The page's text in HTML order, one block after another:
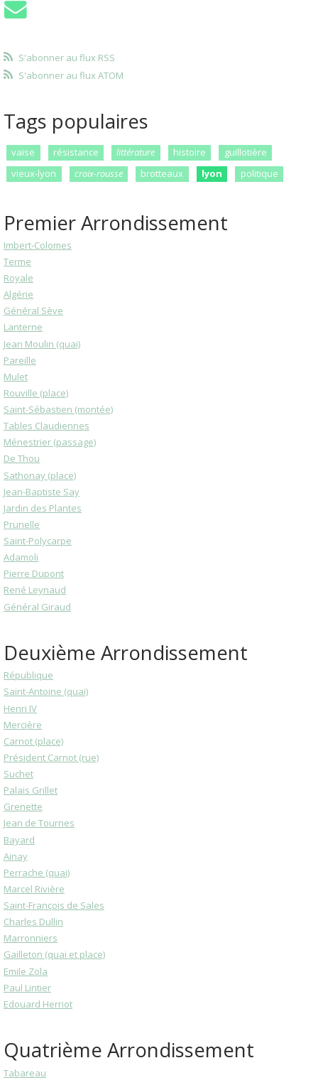
S'abonner au flux RSS
S'abonner au flux ATOM
Tags populaires
vaise résistance littérature histoire
guillotière
vieux-lyon
croix-rousse brotteaux lyon politique
Premier Arrondissement
Imbert-Colomes
Terme
Royale
Algérie
Général Sève
Lanterne
Jean Moulin (quai)
Pareille
Mulet
Rouville (place)
Saint-Sébastien (montée)
Tables Claudiennes
Ménestrier (passage)
De Thou
Sathonay (place)
Jean-Baptiste Say
Jardin des Plantes
Prunelle
Saint-Polycarpe
Adamoli
Pierre Dupont
René Leynaud
Général Giraud
Deuxième Arrondissement
République
Saint-Antoine (quai)
Henri IV
Mercière
Carnot (place)
Président Carnot (rue)
Suchet
Palais Grillet
Grenette
Jean de Tournes
Bayard
Ainay
Perrache (quai)
Marcel Rivière
Saint-François de Sales
Charles Dullin
Marronniers
Gailleton (quai et place)
Emile Zola
Paul Lintier
Edouard Herriot
Quatrième Arrondissement
Tabareau